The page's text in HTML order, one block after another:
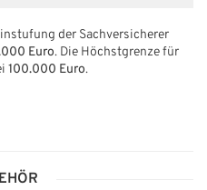
der Sachversicherer
Euro. Die Höchstgrenze für
100.000 Euro.